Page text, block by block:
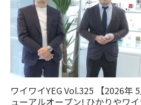
ワイワイYEG Vol.325 【2026年
ューアルオープン! ひかりやワ